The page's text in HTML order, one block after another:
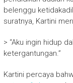
belenggu
suratnya, Kartini
> “Aku ingin hidup
ketergantungan.”
Kartini percaya